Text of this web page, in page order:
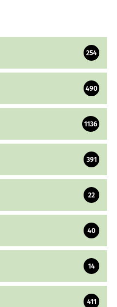
254
490
1136
391
22
40
14
411